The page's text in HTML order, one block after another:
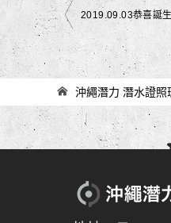
文
章
導
覽
2019.09.03恭喜誕
沖繩潛力 潛水證照